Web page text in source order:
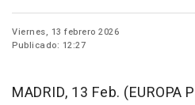
Viernes, 13 febrero 2026
Publicado: 12:27
MADRID, 13 Feb. (EUROPA